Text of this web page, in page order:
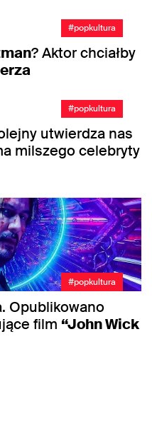
#popkultura
? Aktor chciałby
#popkultura
utwierdza nas
milszego celebryty
#popkultura
Opublikowano
film “John Wick